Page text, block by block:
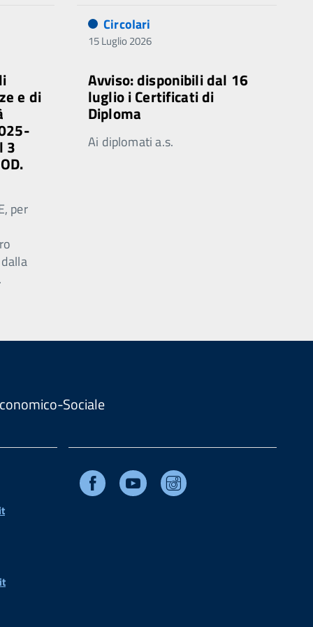
e di
3
per
Circolari
15 Luglio 2026
Avviso: disponibili dal 16
luglio i Certificati di
Diploma
Ai diplomati a.s.
Sociale
Facebook Youtube